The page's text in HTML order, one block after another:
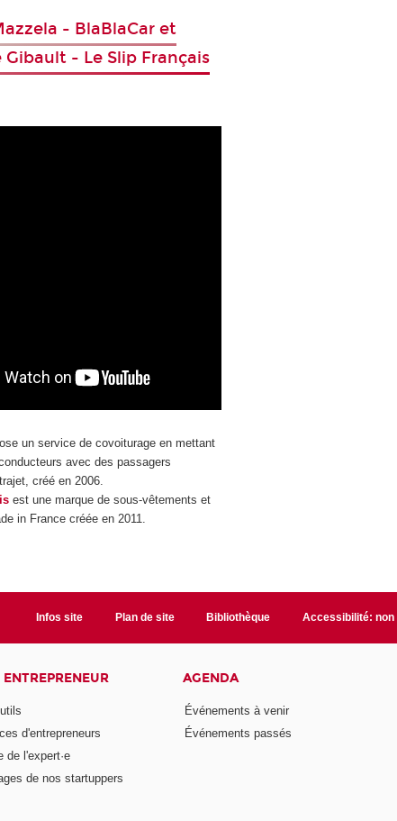
- BlaBlaCar et
Gibault - Le Slip Français
un service de covoiturage en mettant
avec des passagers
créé en 2006.
est une marque de sous-vêtements et
in France créée en 2011.
Infos site Plan de site Bibliothèque Accessibilité: non
ENTREPRENEUR
d'entrepreneurs
de l'expert·e
de nos startuppers
AGENDA
Événements à venir
Événements passés